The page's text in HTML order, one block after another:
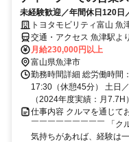
未経験歓迎／年間休日120日
トヨタモビリティ富山 魚
交通・アクセス 魚津駅よ
月給230,000円以上
富山県魚津市
勤務時間詳細 総労働時間
17:30（休憩45分） 土日
（2024年度実績：月7.7H）
仕事内容 クルマを通じて
￣￣￣￣￣￣￣￣￣ 「ク
気持ちがあれば、経験は